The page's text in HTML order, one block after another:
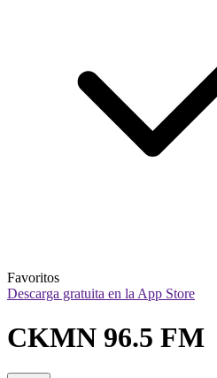
Favoritos
Descarga gratuita en la App Store
CKMN 96.5 FM